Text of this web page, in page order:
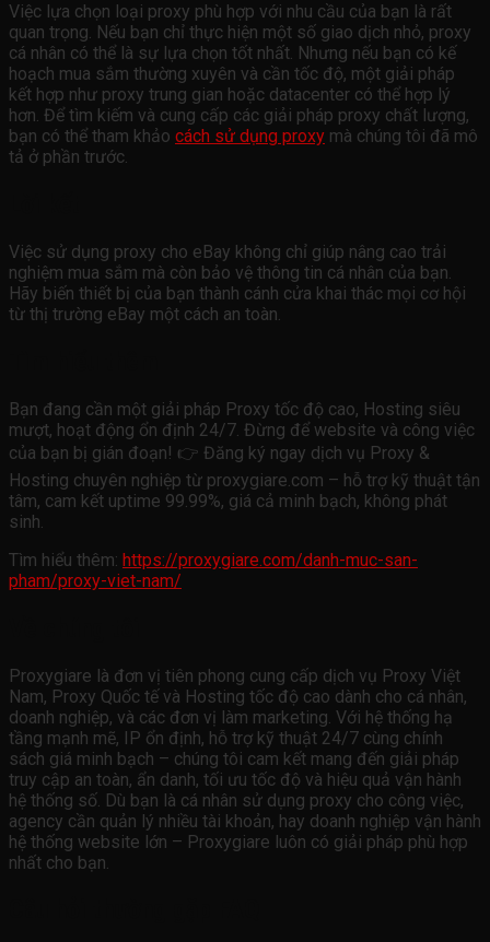
Việc lựa chọn loại proxy phù hợp với nhu cầu của bạn là rất
quan trọng. Nếu bạn chỉ thực hiện một số giao dịch nhỏ, proxy
cá nhân có thể là sự lựa chọn tốt nhất. Nhưng nếu bạn có kế
hoạch mua sắm thường xuyên và cần tốc độ, một giải pháp
kết hợp như proxy trung gian hoặc datacenter có thể hợp lý
hơn. Để tìm kiếm và cung cấp các giải pháp proxy chất lượng,
bạn có thể tham khảo cách sử dụng proxy mà chúng tôi đã mô
tả ở phần trước.
Việc sử dụng proxy cho eBay không chỉ giúp nâng cao trải
nghiệm mua sắm mà còn bảo vệ thông tin cá nhân của bạn.
Hãy biến thiết bị của bạn thành cánh cửa khai thác mọi cơ hội
từ thị trường eBay một cách an toàn.
Bạn đang cần một giải pháp Proxy tốc độ cao, Hosting siêu
mượt, hoạt động ổn định 24/7. Đừng để website và công việc
của bạn bị gián đoạn! 👉 Đăng ký ngay dịch vụ Proxy &
Hosting chuyên nghiệp từ proxygiare.com – hỗ trợ kỹ thuật tận
tâm, cam kết uptime 99.99%, giá cả minh bạch, không phát
sinh.
Tìm hiểu thêm: https://proxygiare.com/danh-muc-san-
pham/proxy-viet-nam/
Proxygiare là đơn vị tiên phong cung cấp dịch vụ Proxy Việt
Nam, Proxy Quốc tế và Hosting tốc độ cao dành cho cá nhân,
doanh nghiệp, và các đơn vị làm marketing. Với hệ thống hạ
tầng mạnh mẽ, IP ổn định, hỗ trợ kỹ thuật 24/7 cùng chính
sách giá minh bạch – chúng tôi cam kết mang đến giải pháp
truy cập an toàn, ẩn danh, tối ưu tốc độ và hiệu quả vận hành
hệ thống số. Dù bạn là cá nhân sử dụng proxy cho công việc,
agency cần quản lý nhiều tài khoản, hay doanh nghiệp vận hành
hệ thống website lớn – Proxygiare luôn có giải pháp phù hợp
nhất cho bạn.